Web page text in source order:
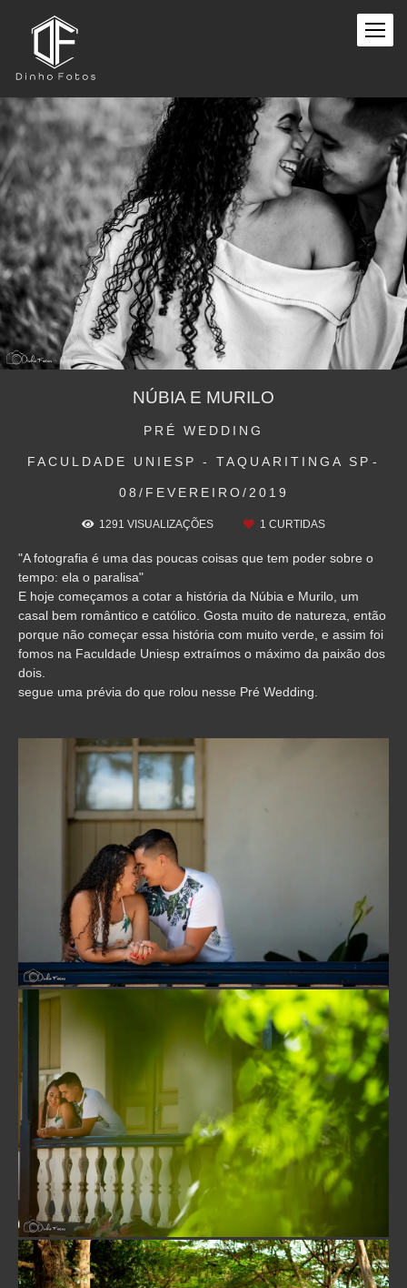
PRÉ WEDDING
FACULDADE UNIESP - TAQUARITINGA SP
08/FEVEREIRO/2019
NÚBIA E MURILO
1291 VISUALIZAÇÕES 1 CURTIDAS
"A fotografia é uma das poucas coisas que tem poder sobre o
tempo: ela o paralisa"
E hoje começamos a cotar a história da Núbia e Murilo, um
casal bem romântico e católico. Gosta muito de natureza, então
porque não começar essa história com muito verde, e assim foi
fomos na Faculdade Uniesp extraímos o máximo da paixão dos
dois.
segue uma prévia do que rolou nesse Pré Wedding.